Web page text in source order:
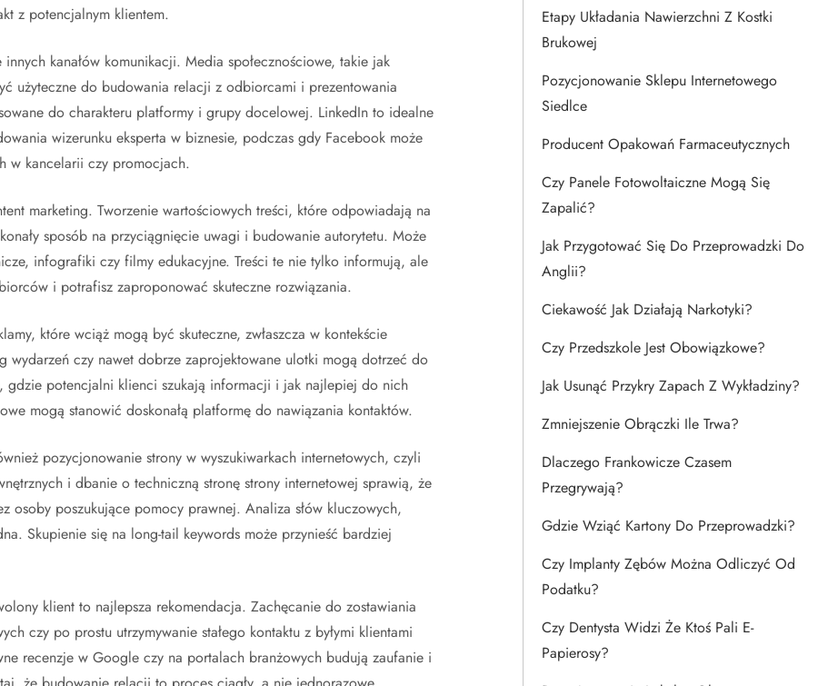
z potencjalnym klientem.
kanałów komunikacji. Media społecznościowe, takie jak
użyteczne do budowania relacji z odbiorcami i prezentowania
do charakteru platformy i grupy docelowej. LinkedIn to idealne
wizerunku eksperta w biznesie, podczas gdy Facebook może
w kancelarii czy promocjach.
marketing. Tworzenie wartościowych treści, które odpowiadają na
sposób na przyciągnięcie uwagi i budowanie autorytetu. Może
infografiki czy filmy edukacyjne. Treści te nie tylko informują, ale
i potrafisz zaproponować skuteczne rozwiązania.
które wciąż mogą być skuteczne, zwłaszcza w kontekście
wydarzeń czy nawet dobrze zaprojektowane ulotki mogą dotrzeć do
potencjalni klienci szukają informacji i jak najlepiej do nich
mogą stanowić doskonałą platformę do nawiązania kontaktów.
pozycjonowanie strony w wyszukiwarkach internetowych, czyli
i dbanie o techniczną stronę strony internetowej sprawią, że
osoby poszukujące pomocy prawnej. Analiza słów kluczowych,
Skupienie się na long-tail keywords może przynieść bardziej
klient to najlepsza rekomendacja. Zachęcanie do zostawiania
czy po prostu utrzymywanie stałego kontaktu z byłymi klientami
recenzje w Google czy na portalach branżowych budują zaufanie i
Etapy Układania Nawierzchni Z Kostki
Brukowej
Pozycjonowanie Sklepu Internetowego
Siedlce
Producent Opakowań Farmaceutycznych
Czy Panele Fotowoltaiczne Mogą Się
Zapalić?
Jak Przygotować Się Do Przeprowadzki Do
Anglii?
Ciekawość Jak Działają Narkotyki?
Czy Przedszkole Jest Obowiązkowe?
Jak Usunąć Przykry Zapach Z Wykładziny?
Zmniejszenie Obrączki Ile Trwa?
Dlaczego Frankowicze Czasem
Przegrywają?
Gdzie Wziąć Kartony Do Przeprowadzki?
Czy Implanty Zębów Można Odliczyć Od
Podatku?
Czy Dentysta Widzi Że Ktoś Pali E-
Papierosy?